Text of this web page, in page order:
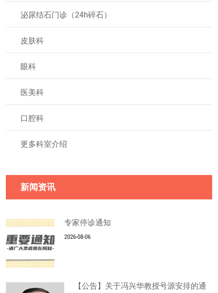
泌尿结石门诊（24h碎石）
皮肤科
眼科
医美科
口腔科
更多科室介绍
新闻资讯
专家停诊通知
2026-08-06
【公告】关于冯兴华教授号源安排的通